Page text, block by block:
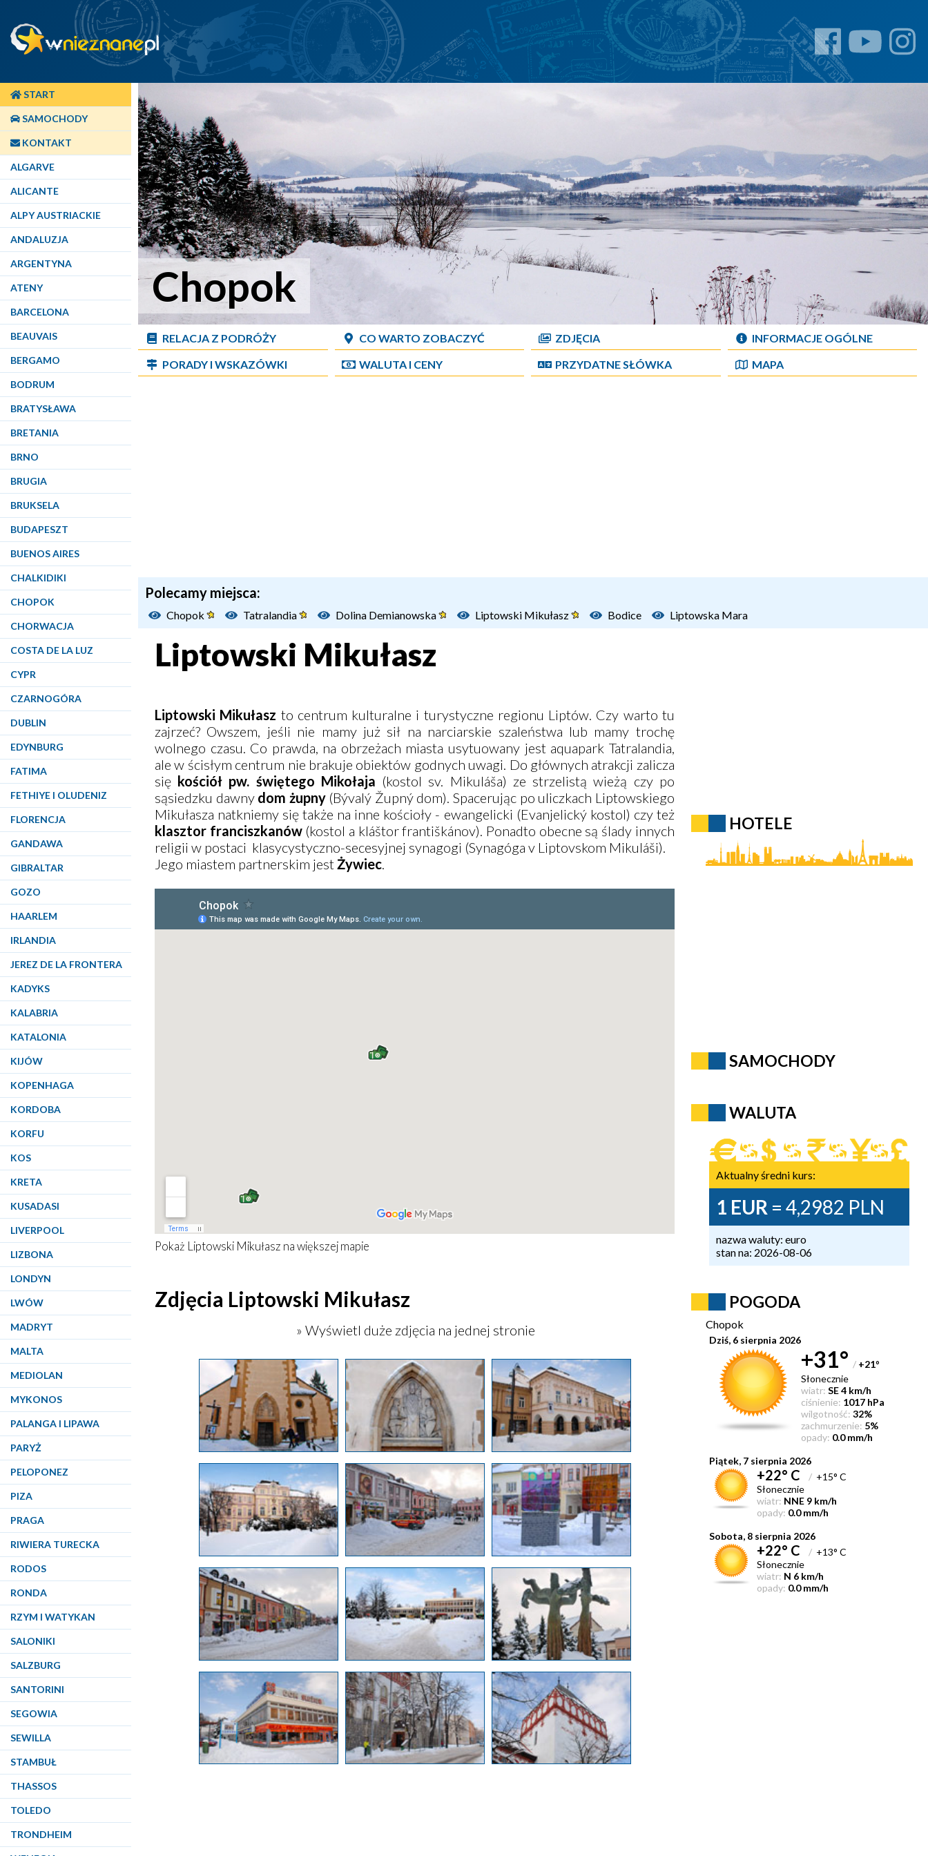
START
SAMOCHODY
KONTAKT
ALGARVE
ALICANTE
ALPY AUSTRIACKIE
ANDALUZJA
ARGENTYNA
ATENY
BARCELONA
BEAUVAIS
BERGAMO
BODRUM
BRATYSŁAWA
BRETANIA
BRNO
BRUGIA
BRUKSELA
BUDAPESZT
BUENOS AIRES
CHALKIDIKI
CHOPOK
CHORWACJA
COSTA DE LA LUZ
CYPR
CZARNOGÓRA
DUBLIN
EDYNBURG
FATIMA
FETHIYE I OLUDENIZ
FLORENCJA
GANDAWA
GIBRALTAR
GOZO
HAARLEM
IRLANDIA
JEREZ DE LA FRONTERA
KADYKS
KALABRIA
KATALONIA
KIJÓW
KOPENHAGA
KORDOBA
KORFU
KOS
KRETA
KUSADASI
LIVERPOOL
LIZBONA
LONDYN
LWÓW
MADRYT
MALTA
MEDIOLAN
MYKONOS
PALANGA I LIPAWA
PARYŻ
PELOPONEZ
PIZA
PRAGA
RIWIERA TURECKA
RODOS
RONDA
RZYM I WATYKAN
SALONIKI
SALZBURG
SANTORINI
SEGOWIA
SEWILLA
STAMBUŁ
THASSOS
TOLEDO
TRONDHEIM
Chopok
RELACJA Z PODRÓŻY CO WARTO ZOBACZYĆ ZDJĘCIA
INFORMACJE OGÓLNE
PORADY I WSKAZÓWKI
WALUTA I CENY PRZYDATNE SŁÓWKA MAPA
Polecamy miejsca:
Chopok Tatralandia Dolina Demianowska Liptowski Mikułasz Bodice Liptowska Mara
Liptowski Mikułasz
Liptowski Mikułasz to centrum kulturalne i turystyczne regionu Liptów. Czy warto tu
zajrzeć? Owszem, jeśli nie mamy już sił na narciarskie szaleństwa lub mamy trochę
wolnego czasu. Co prawda, na obrzeżach miasta usytuowany jest aquapark Tatralandia,
ale w ścisłym centrum nie brakuje obiektów godnych uwagi. Do głównych atrakcji zalicza
się kościół pw. świętego Mikołaja (kostol sv. Mikuláša) ze strzelistą wieżą czy po
sąsiedzku dawny dom żupny(Bývalý Župný dom). Spacerując po uliczkach Liptowskiego
Mikułasza natkniemy się także na inne kościoły - ewangelicki (Evanjelický kostol) czy też
klasztor franciszkanów(kostol a kláštor františkánov). Ponadto obecne są ślady innych
religii w postaci klasycystyczno-secesyjnej synagogi (Synagóga v Liptovskom Mikuláši).
Jego miastem partnerskim jestŻywiec.
Pokaż Liptowski Mikułasz na większej mapie
Zdjęcia Liptowski Mikułasz
» Wyświetl duże zdjęcia na jednej stronie
HOTELE
SAMOCHODY
WALUTA
Aktualny średni kurs:
1 EUR = 4,2982 PLN
nazwa waluty: euro
stan na: 2026-08-06
POGODA
Chopok
Dziś, 6 sierpnia 2026
+31° / +21°
Słonecznie
wiatr: SE 4 km/h
ciśnienie: 1017 hPa
wilgotność: 32%
zachmurzenie: 5%
opady: 0.0 mm/h
Piątek, 7 sierpnia 2026
+22° C / +15° C
Słonecznie
wiatr: NNE 9 km/h
opady: 0.0 mm/h
Sobota, 8 sierpnia 2026
+22° C / +13° C
Słonecznie
wiatr: N 6 km/h
opady: 0.0 mm/h